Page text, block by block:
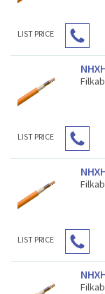
LIST PRICE
LIST PRICE
LIST PRICE